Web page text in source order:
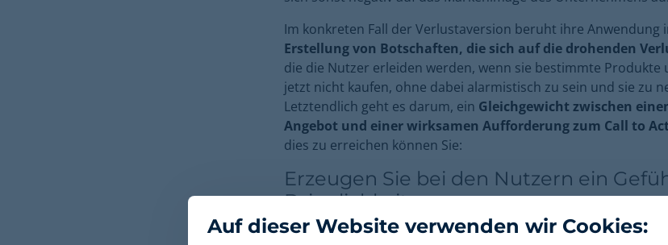
Im konkreten Fall der Verlustaversion beruht ihre Anwendung
Erstellung von Botschaften, die sich auf die drohenden
die die Nutzer erleiden werden, wenn sie bestimmte Produkte
jetzt nicht kaufen, ohne dabei alarmistisch zu sein und sie zu
Letztendlich geht es darum, ein Gleichgewicht zwischen
Angebot und einer wirksamen Aufforderung zum Call to
dies zu erreichen können Sie:
Erzeugen Sie bei den Nutzern ein
Dringlichkeit
Erinnern Sie Ihre Kunden daran, was sie zu verlieren haben,
Auf dieser Website verwenden wir Cookies: